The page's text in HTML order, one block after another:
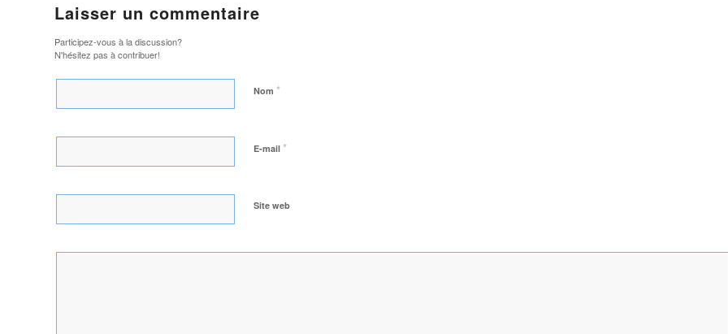
Laisser un commentaire
Participez-vous à la discussion?
N'hésitez pas à contribuer!
Nom *
E-mail *
Site web